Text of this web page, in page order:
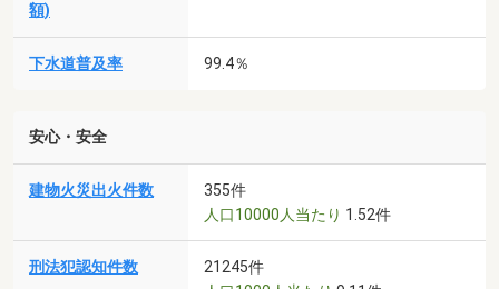
額)
下水道普及率 99.4％
安心・安全
建物火災出火件数
355件
人口10000人当たり 1.52件
刑法犯認知件数
21245件